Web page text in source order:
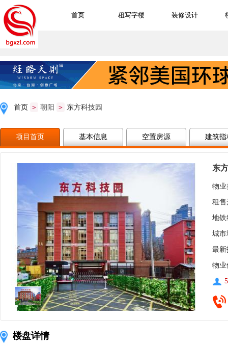
首页 租写字楼 装修设计
首页 > 朝阳 > 东方科技园
项目首页 基本信息 空置房源 建筑指
东
物业
租售
地铁
城市
最新
物业
楼盘详情